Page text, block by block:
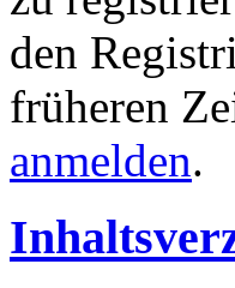
den
früheren
anmelden.